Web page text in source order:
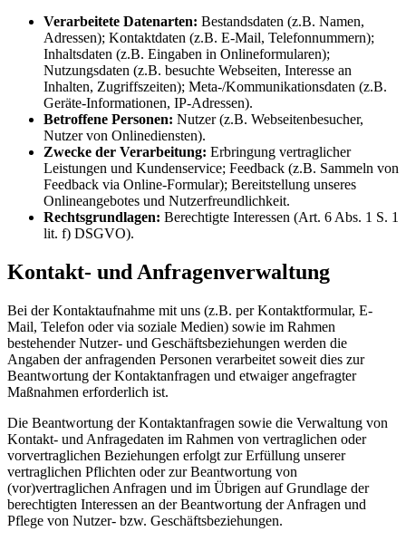
Verarbeitete Datenarten: Bestandsdaten (z.B. Namen,
Adressen); Kontaktdaten (z.B. E-Mail, Telefonnummern);
Inhaltsdaten (z.B. Eingaben in Onlineformularen);
Nutzungsdaten (z.B. besuchte Webseiten, Interesse an
Inhalten, Zugriffszeiten); Meta-/Kommunikationsdaten (z.B.
Geräte-Informationen, IP-Adressen).
Betroffene Personen: Nutzer (z.B. Webseitenbesucher,
Nutzer von Onlinediensten).
Zwecke der Verarbeitung: Erbringung vertraglicher
Leistungen und Kundenservice; Feedback (z.B. Sammeln von
Feedback via Online-Formular); Bereitstellung unseres
Onlineangebotes und Nutzerfreundlichkeit.
Rechtsgrundlagen: Berechtigte Interessen (Art. 6 Abs. 1 S. 1
lit. f) DSGVO).
Kontakt- und Anfragenverwaltung
Bei der Kontaktaufnahme mit uns (z.B. per Kontaktformular, E-
Mail, Telefon oder via soziale Medien) sowie im Rahmen
bestehender Nutzer- und Geschäftsbeziehungen werden die
Angaben der anfragenden Personen verarbeitet soweit dies zur
Beantwortung der Kontaktanfragen und etwaiger angefragter
Maßnahmen erforderlich ist.
Die Beantwortung der Kontaktanfragen sowie die Verwaltung von
Kontakt- und Anfragedaten im Rahmen von vertraglichen oder
vorvertraglichen Beziehungen erfolgt zur Erfüllung unserer
vertraglichen Pflichten oder zur Beantwortung von
(vor)vertraglichen Anfragen und im Übrigen auf Grundlage der
berechtigten Interessen an der Beantwortung der Anfragen und
Pflege von Nutzer- bzw. Geschäftsbeziehungen.